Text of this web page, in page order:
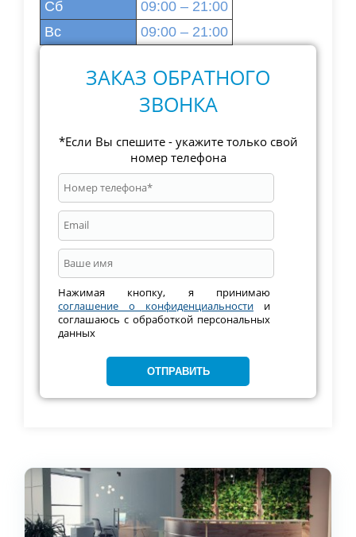
Сб
09:00 – 21:00
Вс
09:00 – 21:00
ЗАКАЗ ОБРАТНОГО
ЗВОНКА
*Если Вы спешите - укажите только свой
номер телефона
Нажимая кнопку, я принимаю
соглашение о конфиденциальности и
соглашаюсь с обработкой персональных
данных